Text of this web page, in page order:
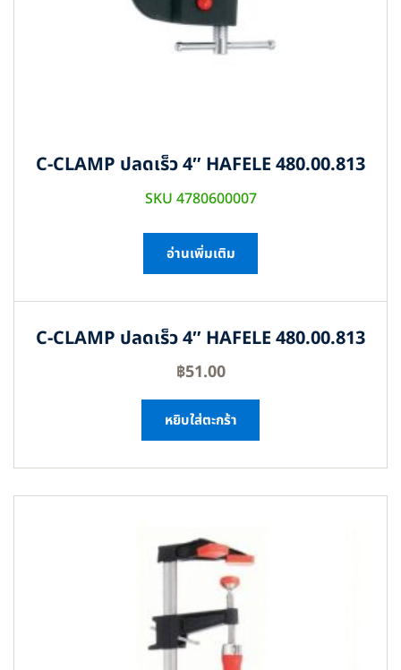
C-CLAMP ปลดเร็ว 4″ HAFELE 480.00.813
SKU 4780600007
อ่านเพิ่มเติม
C-CLAMP ปลดเร็ว 4″ HAFELE 480.00.813
฿51.00
หยิบใส่ตะกร้า